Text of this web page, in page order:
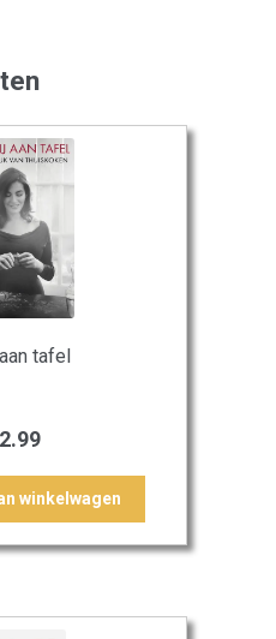
tafel
winkelwagen